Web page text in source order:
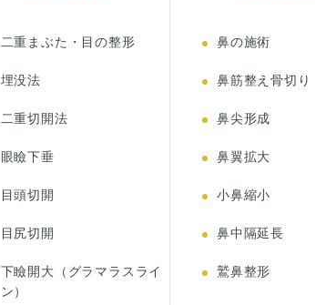
二重まぶた・目の整形
埋没法
二重切開法
眼瞼下垂
目頭切開
目尻切開
下瞼開大（グラマラスライ
ン）
鼻の施術
鼻筋整え骨切り
鼻尖形成
鼻翼拡大
小鼻縮小
鼻中隔延長
鷲鼻整形